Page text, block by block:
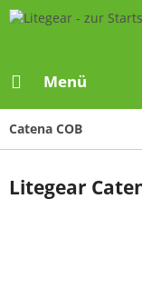
Menü
Catena COB
Litegear